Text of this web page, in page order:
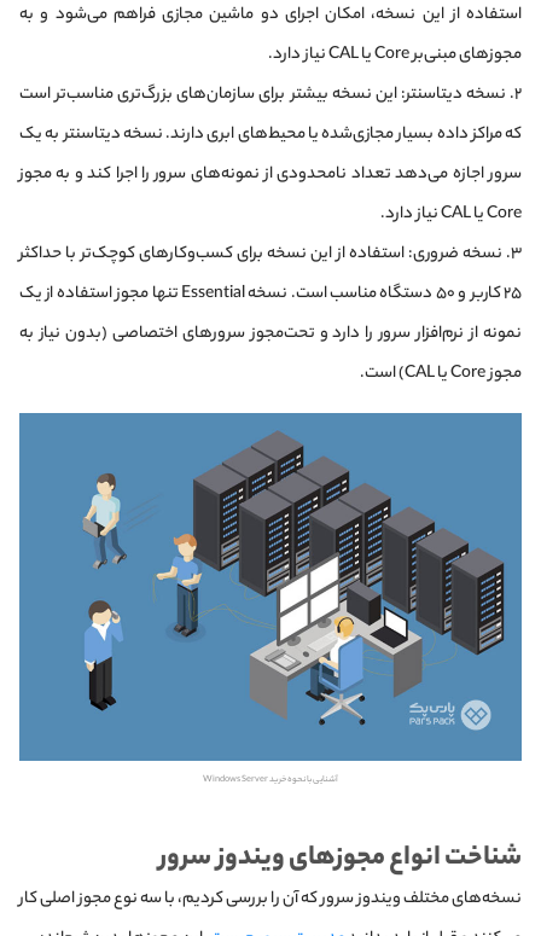
استفاده از این نسخه، امکان اجرای دو ماشین مجازی فراهم می‌شود و به
مجوزهای مبنی‌بر Core یا CAL نیاز دارد.
۲. نسخه دیتاسنتر:
این نسخه بیشتر برای سازمان‌های بزرگ‌تری مناسب‌تر است
که مراکز داده بسیار مجازی‌شده یا محیط‌های ابری دارند. نسخه دیتاسنتر به یک
سرور اجازه می‌دهد تعداد نامحدودی از نمونه‌های سرور را اجرا کند و به مجوز
Core یا CAL نیاز دارد.
۳. نسخه ضروری:
استفاده از این نسخه برای کسب‌وکارهای کوچک‌تر با حداکثر
۲۵ کاربر و ۵۰ دستگاه مناسب است. نسخه Essential تنها مجوز استفاده از یک
نمونه از نرم‌افزار سرور را دارد و تحت‌مجوز سرورهای اختصاصی (بدون نیاز به
مجوز Core یا CAL) است.
آشنایی با نحوه خرید Windows Server
شناخت انواع مجوزهای ویندوز سرور
نسخه‌های مختلف ویندوز سرور که آن را بررسی کردیم، با سه نوع مجوز اصلی کار